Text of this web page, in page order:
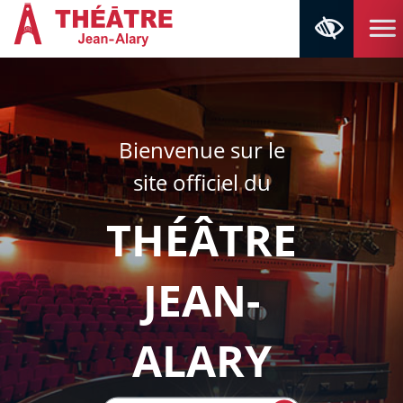
Aller au contenu
Aller au menu
Navigation principaleRetour à la page d'accueil
Bienvenue sur le
site officiel du
THÉÂTRE
JEAN-
ALARY
Panneau de gestion des cookies